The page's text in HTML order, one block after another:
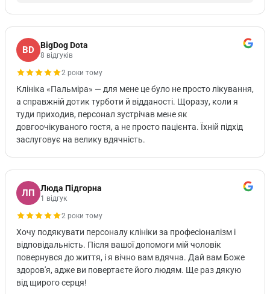
BD BigDog Dota
8 відгуків
2 роки тому
Клініка «Пальміра» — для мене це було не просто лікування,
а справжній дотик турботи й відданості. Щоразу, коли я
туди приходив, персонал зустрічав мене як
довгоочікуваного гостя, а не просто пацієнта. Їхній підхід
заслуговує на велику вдячність.
ЛП Люда Підгорна
1 відгук
2 роки тому
Хочу подякувати персоналу клініки за професіоналізм і
відповідальність. Після вашої допомоги мій чоловік
повернувся до життя, і я вічно вам вдячна. Дай вам Боже
здоров'я, адже ви повертаєте його людям. Ще раз дякую
від щирого серця!